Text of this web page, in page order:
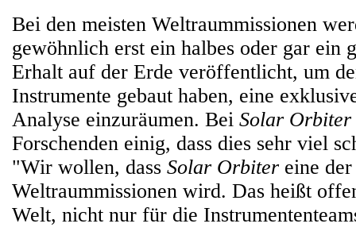
Bei den meisten Weltraummissionen
gewöhnlich erst ein halbes oder gar ein
Erhalt auf der Erde veröffentlicht, um
Instrumente gebaut haben, eine
Analyse einzuräumen. Bei Solar Orbiter
Forschenden einig, dass dies sehr viel
"Wir wollen, dass Solar Orbiter eine
Weltraummissionen wird. Das heißt
Welt, nicht nur für die